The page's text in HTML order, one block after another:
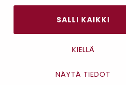
SALLI KAIKKI
KIELLÄ
NÄYTÄ TIEDOT